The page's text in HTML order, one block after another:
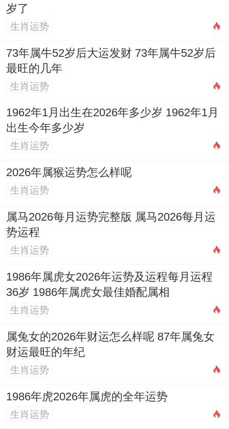
阳历2026年4月8日...星期三，农历二月廿
一：虽此日感觉「宜祈福」！但值为「天
牢」黑道凶日，需格外谨慎、最佳咨询专业
人士。
二:玄武（黑道凶日）值日，忌余事勿取。
阳历2026年4月18日；星期六，农历三月初
利,尤其忌讳祈福、开业、嫁娶等事.
岁了
生肖运势
73年属牛52岁后大运发财 73年属牛52岁后
最旺的几年
生肖运势
1962年1月出生在2026年多少岁 1962年1月
出生今年多少岁
生肖运势
2026年属猴运势怎么样呢
生肖运势
属马2026每月运势完整版 属马2026每月运
势运程
生肖运势
1986年属虎女2026年运势及运程每月运程
36岁 1986年属虎女最佳婚配属相
生肖运势
属兔女的2026年财运怎么样呢 87年属兔女
财运最旺的年纪
生肖运势
1986年虎2026年属虎的全年运势
生肖运势